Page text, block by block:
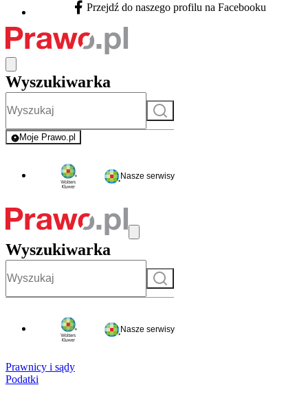
Facebook - otwiera się w nowej karcie
Przejdź do naszego profilu na Facebooku
Wyszukiwarka
Szukaj
Moje Prawo.pl
- rejestracja i logowanie do serwisu
Nasze serwisy
Wyszukiwarka
Szukaj
Nasze serwisy
Prawnicy i sądy
Podatki